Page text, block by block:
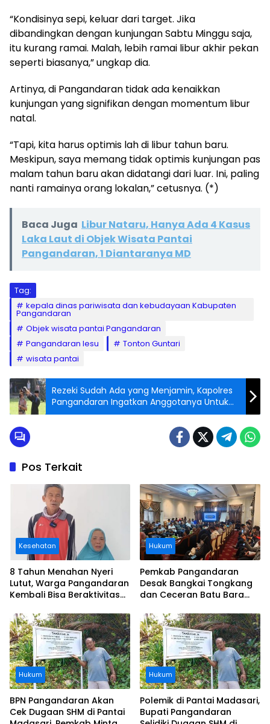
“Kondisinya sepi, keluar dari target. Jika
dibandingkan dengan kunjungan Sabtu Minggu saja,
itu kurang ramai. Malah, lebih ramai libur akhir pekan
seperti biasanya,” ungkap dia.
Artinya, di Pangandaran tidak ada kenaikkan
kunjungan yang signifikan dengan momentum libur
natal.
“Tapi, kita harus optimis lah di libur tahun baru.
Meskipun, saya memang tidak optimis kunjungan pas
malam tahun baru akan didatangi dari luar. Ini, paling
nanti ramainya orang lokalan,” cetusnya. (*)
Baca Juga Libur Nataru, Hanya Ada 4 Kasus
Laka Laut di Objek Wisata Pantai
Pangandaran, 1 Diantaranya MD
Tag:
kepala dinas pariwisata dan kebudayaan Kabupaten
Pangandaran
Objek wisata pantai Pangandaran
Pangandaran lesu
Tonton Guntari
wisata pantai
Rezeki Sudah Ada yang Menjamin, Kapolres
Pangandaran Ingatkan Anggotanya Untuk
Menjauhi Berutang
Pos Terkait
Kesehatan
8 Tahun Menahan Nyeri
Lutut, Warga Pangandaran
Kembali Bisa Beraktivitas
Ditanggung BPJS
Hukum
Pemkab Pangandaran
Desak Bangkai Tongkang
dan Ceceran Batu Bara
Buruknya Koordinasi
Perusahaan
Hukum
BPN Pangandaran Akan
Cek Dugaan SHM di Pantai
Hukum
Polemik di Pantai Madasari,
Bupati Pangandaran